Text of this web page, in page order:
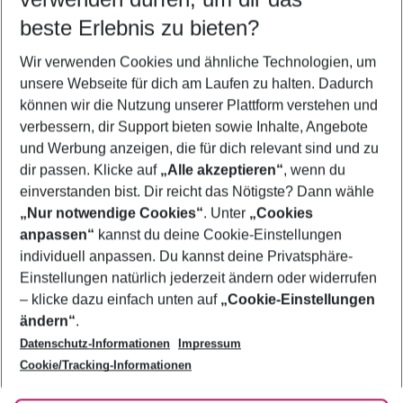
5-8 Nächte
2 Erwachsene Keine Kinder
Mehr Filter anzeigen
Footer
Footer navigation
Über uns
AGB
Bestpreisgarantie
Cookie-Einstellungen ändern
Cookie-Richtlinie
Agenturbetreuung
Barrierefreies Reisen
Folge uns
beste Erlebnis zu bieten?
Wir verwenden Cookies und ähnliche Technologien, um
unsere Webseite für dich am Laufen zu halten. Dadurch
können wir die Nutzung unserer Plattform verstehen und
verbessern, dir Support bieten sowie Inhalte, Angebote
und Werbung anzeigen, die für dich relevant sind und zu
dir passen. Klicke auf „Alle akzeptieren“, wenn du
einverstanden bist. Dir reicht das Nötigste? Dann wähle
„Nur notwendige Cookies“. Unter „Cookies
anpassen“ kannst du deine Cookie-Einstellungen
individuell anpassen. Du kannst deine Privatsphäre-
Einstellungen natürlich jederzeit ändern oder widerrufen
– klicke dazu einfach unten auf „Cookie-Einstellungen
ändern“.
Datenschutz-Informationen
Impressum
Cookie/Tracking-Informationen